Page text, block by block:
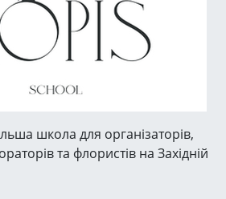
2021-08-30
школа для організаторів,
та флористів на Західній